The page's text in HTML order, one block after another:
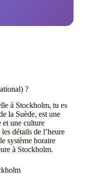
?
à Stockholm, tu es
la Suède, est une
et une culture
détails de l’heure
système horaire
à Stockholm.